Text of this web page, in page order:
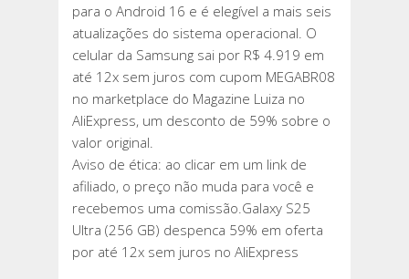
para o Android 16 e é elegível a mais seis
atualizações do sistema operacional. O
celular da Samsung sai por R$ 4.919 em
até 12x sem juros com cupom MEGABR08
no marketplace do Magazine Luiza no
AliExpress, um desconto de 59% sobre o
valor original.
Aviso de ética: ao clicar em um link de
afiliado, o preço não muda para você e
recebemos uma comissão.Galaxy S25
Ultra (256 GB) despenca 59% em oferta
por até 12x sem juros no AliExpress